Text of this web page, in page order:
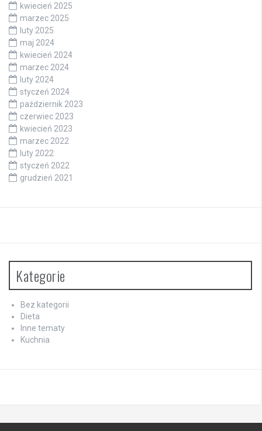
kwiecień 2025
marzec 2025
luty 2025
maj 2024
kwiecień 2024
marzec 2024
luty 2024
styczeń 2024
październik 2023
czerwiec 2023
kwiecień 2023
marzec 2022
luty 2022
styczeń 2022
grudzień 2021
Kategorie
Bez kategorii
Dieta
Inne tematy
Kuchnia